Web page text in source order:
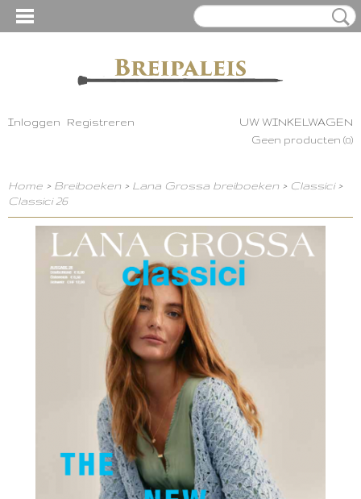
Inloggen Registreren UW WINKELWAGEN
Geen producten (0)
Home > Breiboeken > Lana Grossa breiboeken > Classici>
Classici 26